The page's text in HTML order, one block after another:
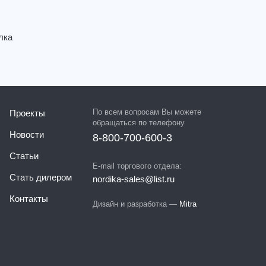
Проекты
Новости
Статьи
Стать дилером
Контакты
По всем вопросам Вы можете
обращаться по телефону
8-800-700-600-3
E-mail торгового отдела:
nordika-sales@list.ru
Дизайн и разработка — Mitra